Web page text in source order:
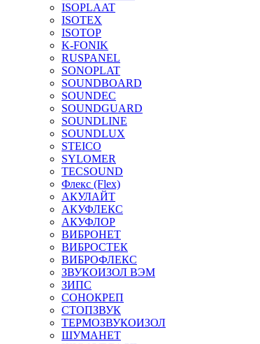
ISOPLAAT
ISOTEX
ISOTOP
K-FONIK
RUSPANEL
SONOPLAT
SOUNDBOARD
SOUNDEC
SOUNDGUARD
SOUNDLINE
SOUNDLUX
STEICO
SYLOMER
TECSOUND
Флекс (Flex)
АКУЛАЙТ
АКУФЛЕКС
АКУФЛОР
ВИБРОНЕТ
ВИБРОСТЕК
ВИБРОФЛЕКС
ЗВУКОИЗОЛ ВЭМ
ЗИПС
СОНОКРЕП
СТОПЗВУК
ТЕРМОЗВУКОИЗОЛ
ШУМАНЕТ